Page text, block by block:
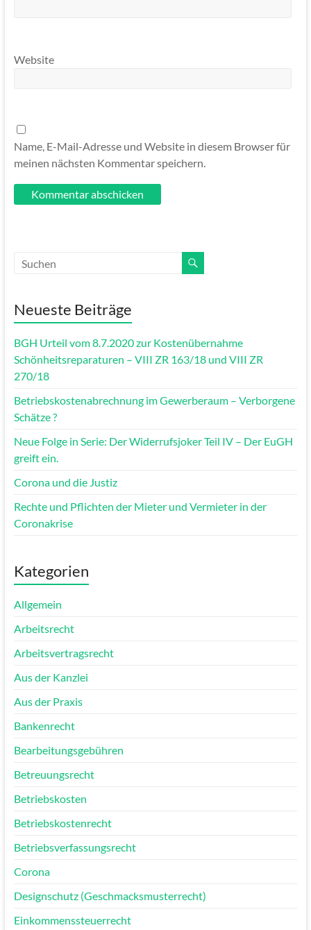
Website
Name, E-Mail-Adresse und Website in diesem Browser für
meinen nächsten Kommentar speichern.
Neueste Beiträge
BGH Urteil vom 8.7.2020 zur Kostenübernahme
Schönheitsreparaturen – VIII ZR 163/18 und VIII ZR
270/18
Betriebskostenabrechnung im Gewerberaum – Verborgene
Schätze ?
Neue Folge in Serie: Der Widerrufsjoker Teil IV – Der EuGH
greift ein.
Corona und die Justiz
Rechte und Pflichten der Mieter und Vermieter in der
Coronakrise
Kategorien
Allgemein
Arbeitsrecht
Arbeitsvertragsrecht
Aus der Kanzlei
Aus der Praxis
Bankenrecht
Bearbeitungsgebühren
Betreuungsrecht
Betriebskosten
Betriebskostenrecht
Betriebsverfassungsrecht
Corona
Designschutz (Geschmacksmusterrecht)
Einkommenssteuerrecht